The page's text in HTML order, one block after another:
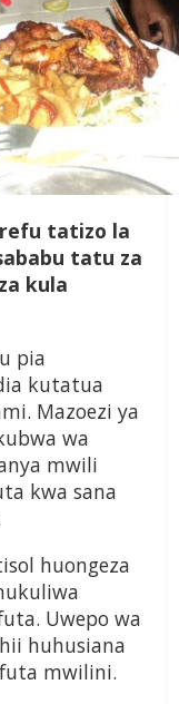
tatizo la
tatu za
kula
pia
kutatua
Mazoezi ya
wa
mwili
kwa sana
huongeza
Uwepo wa
huhusiana
mwilini.